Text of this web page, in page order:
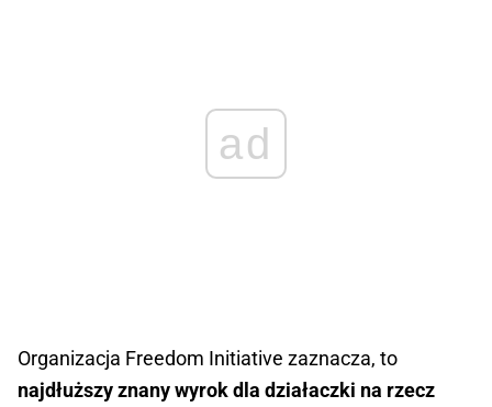
ad
Organizacja Freedom Initiative zaznacza, to
najdłuższy znany wyrok dla działaczki na rzecz